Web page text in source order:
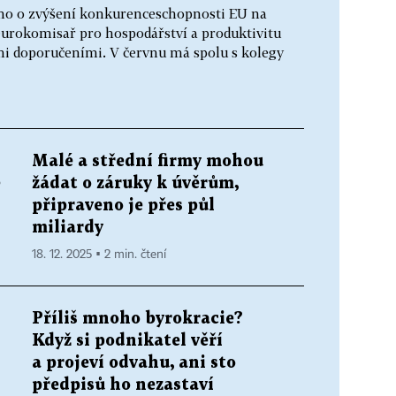
o zvýšení konkurenceschopnosti EU na
pro hospodářství a produktivitu
doporučeními. V červnu má spolu s kolegy
Malé a střední firmy mohou
žádat o záruky k úvěrům,
připraveno je přes půl
miliardy
18. 12. 2025 ▪ 2 min. čtení
Příliš mnoho byrokracie?
Když si podnikatel věří
a projeví odvahu, ani sto
předpisů ho nezastaví